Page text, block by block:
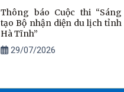
Thông báo Cuộc thi “Sáng
tạo Bộ nhận diện du lịch tỉnh
Hà Tĩnh”
29/07/2026